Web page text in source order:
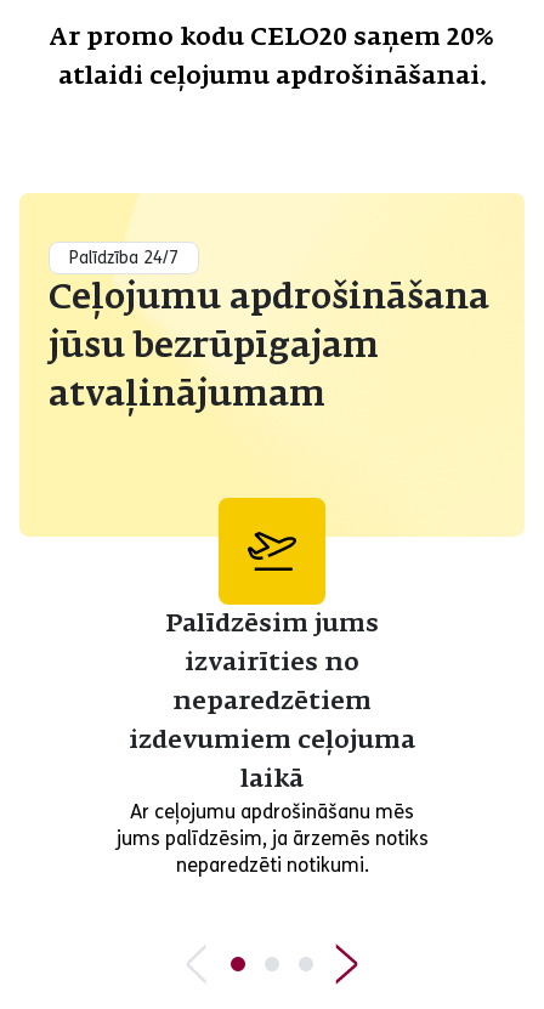
Ar promo kodu CELO20 saņem 20%
atlaidi ceļojumu apdrošināšanai.
Palīdzība 24/7
Ceļojumu apdrošināšana
jūsu bezrūpīgajam
atvaļinājumam
Palīdzēsim jums
izvairīties no
neparedzētiem
izdevumiem ceļojuma
laikā
Ar ceļojumu apdrošināšanu mēs
jums palīdzēsim, ja ārzemēs notiks
neparedzēti notikumi.